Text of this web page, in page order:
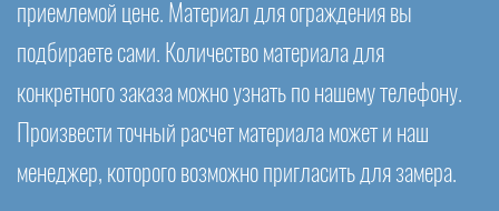
приемлемой цене. Материал для ограждения вы
подбираете сами. Количество материала для
конкретного заказа можно узнать по нашему телефону.
Произвести точный расчет материала может и наш
менеджер, которого возможно пригласить для замера.